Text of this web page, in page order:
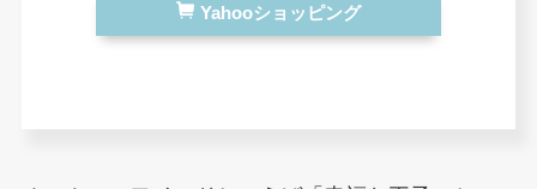
Yahooショッピング